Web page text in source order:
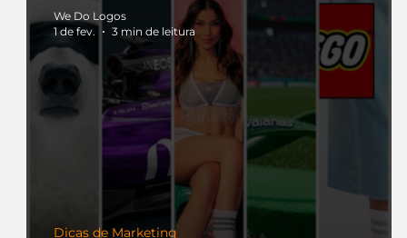
Dicas de Marketing
We Do Logos
1 de fev.
3 min de leitura